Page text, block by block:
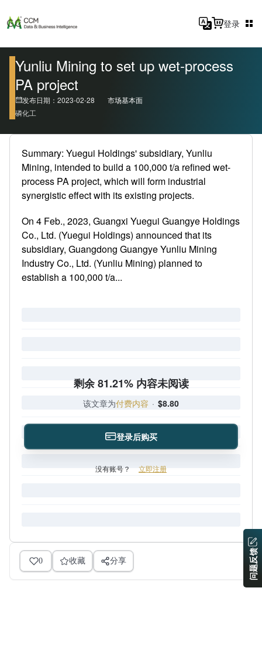
登录
Yunliu Mining to set up wet-process
PA project
发布日期：2023-02-28
市场基本面
磷化工
Summary: Yuegui Holdings' subsidiary, Yunliu
Mining, intended to build a 100,000 t/a refined wet-
process PA project, which will form industrial
synergistic effect with its existing projects.
On 4 Feb., 2023, Guangxi Yuegui Guangye Holdings
Co., Ltd. (Yuegui Holdings) announced that its
subsidiary, Guangdong Guangye Yunliu Mining
Industry Co., Ltd. (Yunliu Mining) planned to
establish a 100,000 t/a...
剩余 81.21% 内容未阅读
该文章为付费内容 · $8.80
登录后购买
没有账号？ 立即注册
0 收藏 分享 问题反馈